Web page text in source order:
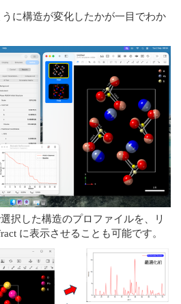
に構造が変化したかが一目でわか
択した構造のプロファイルを、リ
に表示させることも可能です。